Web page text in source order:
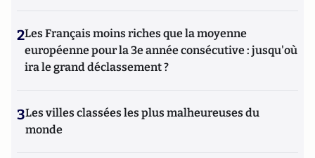
2Les Français moins riches que la moyenne
européenne pour la 3e année consécutive : jusqu'où
ira le grand déclassement ?
3Les villes classées les plus malheureuses du
monde